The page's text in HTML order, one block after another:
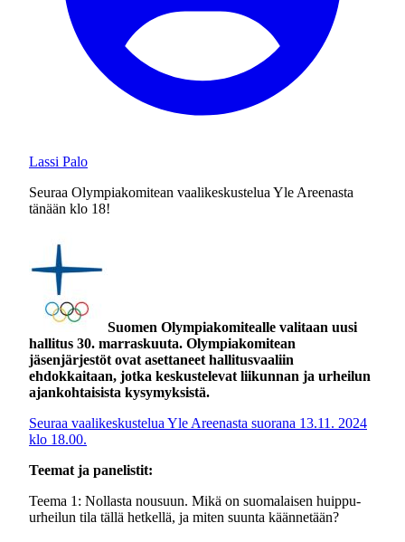
Lassi Palo
Seuraa Olympiakomitean vaalikeskustelua Yle Areenasta
tänään klo 18!
Suomen Olympiakomitealle valitaan uusi
hallitus 30. marraskuuta. Olympiakomitean
jäsenjärjestöt ovat asettaneet hallitusvaaliin
ehdokkaitaan, jotka keskustelevat liikunnan ja urheilun
ajankohtaisista kysymyksistä.
Seuraa vaalikeskustelua Yle Areenasta suorana 13.11. 2024
klo 18.00.
Teemat ja panelistit:
Teema 1: Nollasta nousuun. Mikä on suomalaisen huippu-
urheilun tila tällä hetkellä, ja miten suunta käännetään?